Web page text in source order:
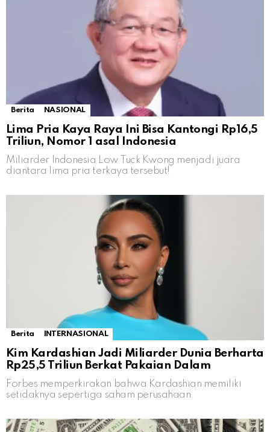
Berita NASIONAL
Lima Pria Kaya Raya Ini Bisa Kantongi Rp16,5
Triliun, Nomor 1 asal Indonesia
Miliarder Indonesia Low Tuck Kwong menjadi juara
diantara lima pria terkaya tersebut!
Berita INTERNASIONAL
Kim Kardashian Jadi Miliarder Dunia Berharta
Rp25,5 Triliun Berkat Pakaian Dalam
Forbes memperkirakan bahwa Kardashian memiliki
setidaknya sepertiga saham perusahaan.